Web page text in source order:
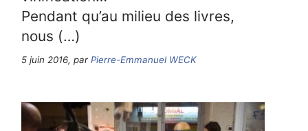
Pendant qu’au milieu des livres,
nous (…)
5 juin 2016, parPierre-Emmanuel WECK